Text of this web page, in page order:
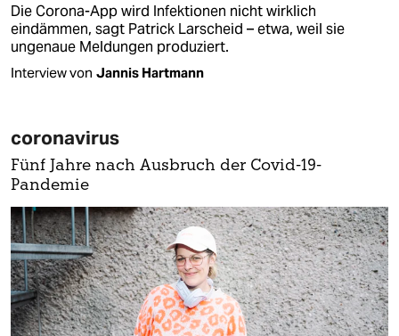
Die Corona-App wird Infektionen nicht wirklich
eindämmen, sagt Patrick Larscheid – etwa, weil sie
ungenaue Meldungen produziert.
Interview von Jannis Hartmann
coronavirus
Fünf Jahre nach Ausbruch der Covid-19-
Pandemie